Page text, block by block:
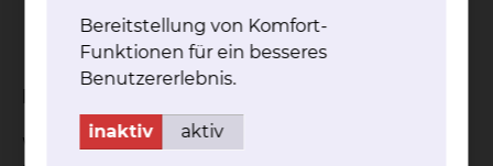
Magazine (GEO, Dumont-Atlanten, Merian-
Hefte)
Wir besuchen Sie mit dem Bücherwagen auf Ihrer
Bereitstellung von Komfort-
Funktionen für ein besseres
Benutzererlebnis.
inaktiv aktiv